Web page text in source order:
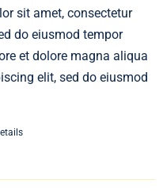
sit amet, consectetur
do eiusmod tempor
et dolore magna aliqua
elit, sed do eiusmod